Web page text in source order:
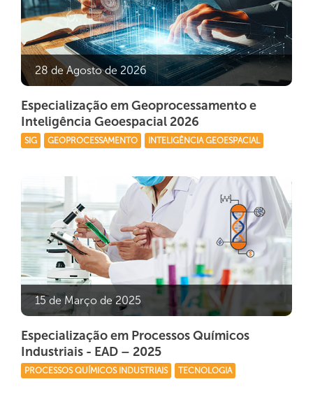
28 de Agosto de 2026
Especialização em Geoprocessamento e
Inteligência Geoespacial 2026
SIG GEOPROCESSAMENTO INTELIGÊNCIA GEOESPACIAL
15 de Março de 2025
Especialização em Processos Químicos
Industriais - EAD – 2025
PROCESSOS QUÍMICOS INDUSTRIAIS TECNOLOGIA